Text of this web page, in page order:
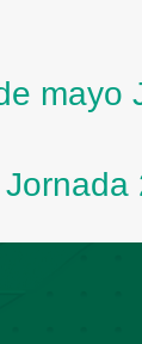
mayo
Jornada